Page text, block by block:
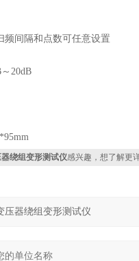
频间隔和点数可任意设置
20dB
绕组变形测试仪感兴趣，想了解更